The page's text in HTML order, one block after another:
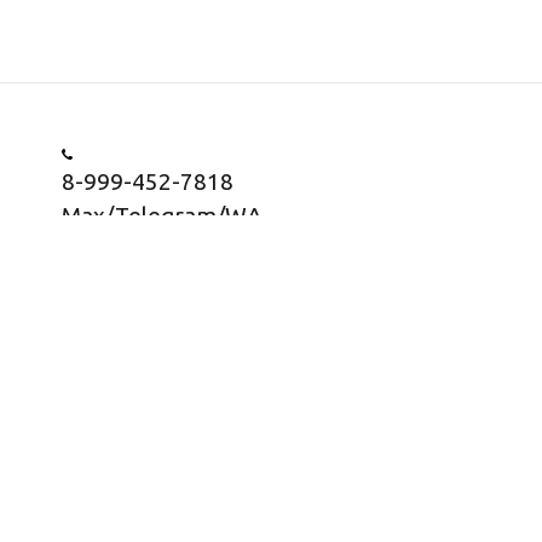
8-999-452-7818
Max/Telegram/WA